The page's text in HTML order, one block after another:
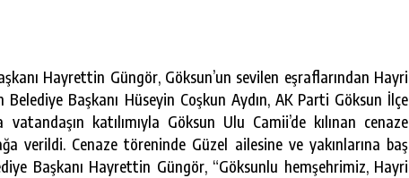
Hayrettin Güngör, Göksun’un sevilen eşraflarından Hayri
Belediye Başkanı Hüseyin Coşkun Aydın, AK Parti Göksun İlçe
katılımıyla Göksun Ulu Camii’de kılınan cenaze
verildi. Cenaze töreninde Güzel ailesine ve yakınlarına baş
Başkanı Hayrettin Güngör, “Göksunlu hemşehrimiz, Hayri